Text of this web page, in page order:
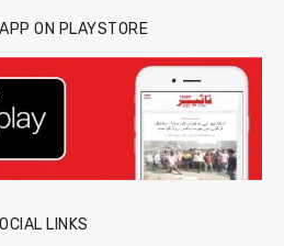
ON PLAYSTORE
LINKS